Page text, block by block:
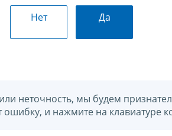
Нет Да
неточность, мы будем
и нажмите на